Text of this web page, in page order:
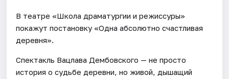
В театре «Школа драматургии и режиссуры»
покажут постановку «Одна абсолютно счастливая
деревня».
Спектакль Вацлава Дембовского — не просто
история о судьбе деревни, но живой, дышащий